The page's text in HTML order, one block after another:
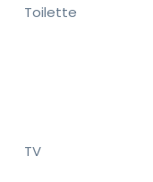
Toilette
TV